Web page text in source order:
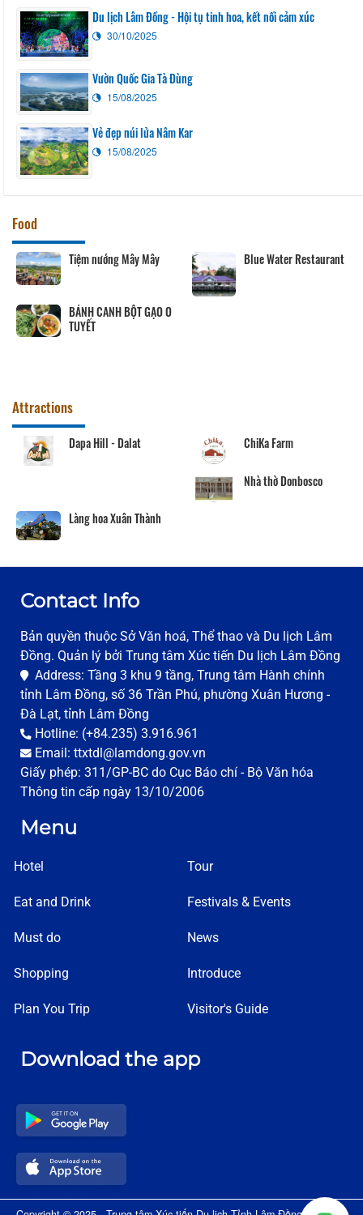
Du lịch Lâm Đồng - Hội tụ tinh hoa, kết nối cảm xúc
30/10/2025
Vườn Quốc Gia Tà Đùng
15/08/2025
Vẻ đẹp núi lửa Nâm Kar
15/08/2025
Food
Tiệm nướng Mây Mây Blue Water Restaurant
BÁNH CANH BỘT GẠO O
TUYẾT
Attractions
Dapa Hill - Dalat ChiKa Farm
Nhà thờ Donbosco
Làng hoa Xuân Thành
Contact Info
Bản quyền thuộc Sở Văn hoá, Thể thao và Du lịch Lâm
Đồng. Quản lý bởi Trung tâm Xúc tiến Du lịch Lâm Đồng
Address: Tầng 3 khu 9 tầng, Trung tâm Hành chính
tỉnh Lâm Đồng, số 36 Trần Phú, phường Xuân Hương -
Đà Lạt, tỉnh Lâm Đồng
Hotline: (+84.235) 3.916.961
Email: ttxtdl@lamdong.gov.vn
Giấy phép: 311/GP-BC do Cục Báo chí - Bộ Văn hóa
Thông tin cấp ngày 13/10/2006
Menu
Hotel
Eat and Drink
Must do
Shopping
Plan You Trip
Tour
Festivals & Events
News
Introduce
Visitor's Guide
Download the app